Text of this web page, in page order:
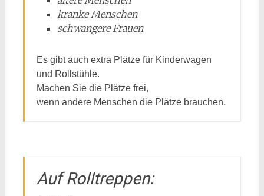
kranke Menschen
schwangere Frauen
Es gibt auch extra Plätze für Kinderwagen
und Rollstühle.
Machen Sie die Plätze frei,
wenn andere Menschen die Plätze brauchen.
Auf Rolltreppen: